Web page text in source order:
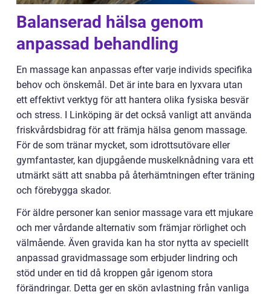
Balanserad hälsa genom
anpassad behandling
En massage kan anpassas efter varje individs specifika
behov och önskemål. Det är inte bara en lyxvara utan
ett effektivt verktyg för att hantera olika fysiska besvär
och stress. I Linköping är det också vanligt att använda
friskvårdsbidrag för att främja hälsa genom massage.
För de som tränar mycket, som idrottsutövare eller
gymfantaster, kan djupgående muskelknådning vara ett
utmärkt sätt att snabba på återhämtningen efter träning
och förebygga skador.
För äldre personer kan senior massage vara ett mjukare
och mer vårdande alternativ som främjar rörlighet och
välmående. Även gravida kan ha stor nytta av speciellt
anpassad gravidmassage som erbjuder lindring och
stöd under en tid då kroppen går igenom stora
förändringar. Detta ger en skön avlastning från vanliga